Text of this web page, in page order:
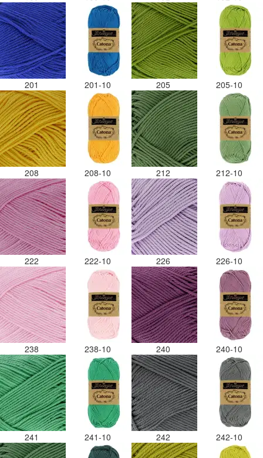
201 201-10 205 205-10
208 208-10 212 212-10
222 222-10 226 226-10
238 238-10 240 240-10
241 241-10 242 242-10